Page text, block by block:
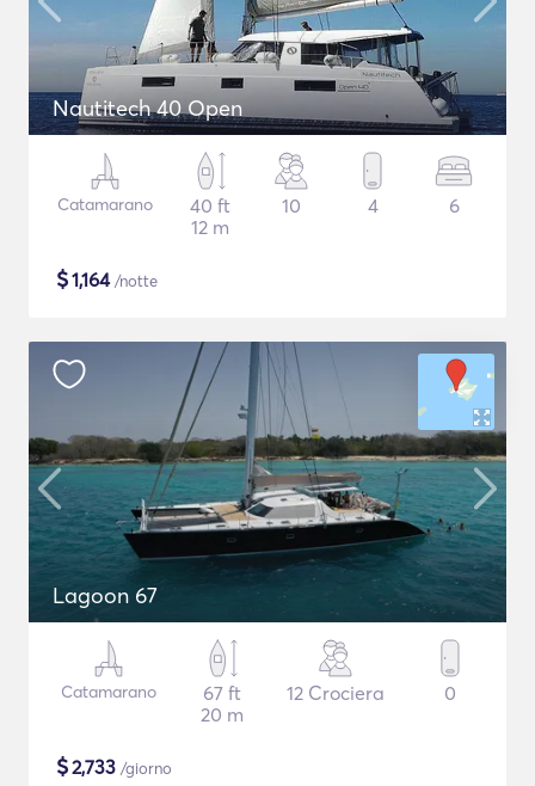
Nautitech 40 Open
Catamarano
40 ft
12 m
10 4 6
$1,164/notte
Lagoon 67
Catamarano
67 ft
20 m
12 Crociera 0
$2,733 /giorno